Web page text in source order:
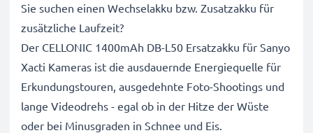
Sie suchen einen Wechselakku bzw. Zusatzakku für
zusätzliche Laufzeit?
Der CELLONIC 1400mAh DB-L50 Ersatzakku für Sanyo
Xacti Kameras ist die ausdauernde Energiequelle für
Erkundungstouren, ausgedehnte Foto-Shootings und
lange Videodrehs - egal ob in der Hitze der Wüste
oder bei Minusgraden in Schnee und Eis.